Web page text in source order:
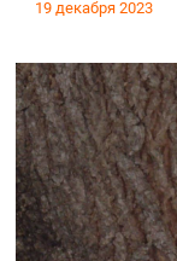
19 декабря 2023